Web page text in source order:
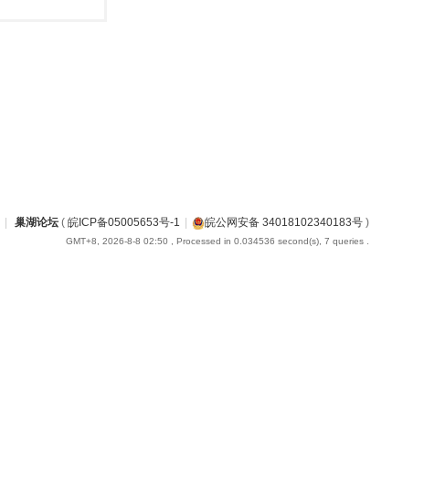
| 巢湖论坛 ( 皖ICP备05005653号-1 | 皖公网安备 34018102340183号 )
GMT+8, 2026-8-8 02:50 , Processed in 0.034536 second(s), 7 queries .